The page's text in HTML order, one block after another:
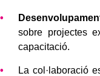
sobre projectes
capacitació.
La col·laboració